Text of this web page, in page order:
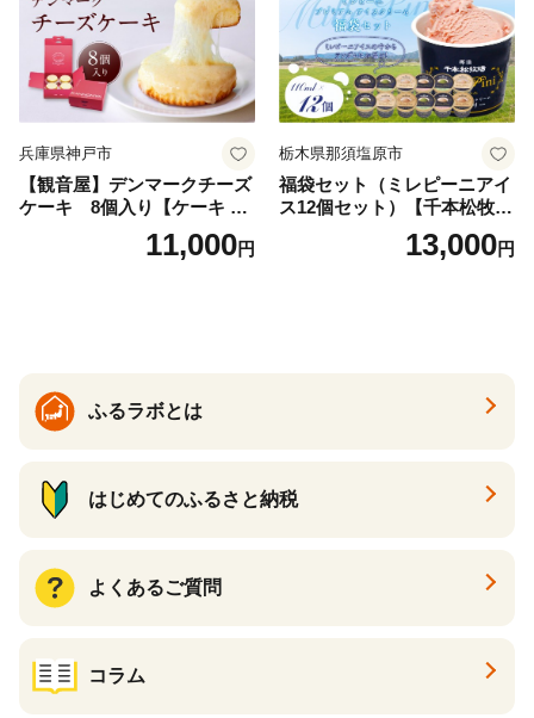
兵庫県神戸市
【観音屋】デンマークチーズ
ケーキ 8個入り【ケーキ チ
ーズケーキ 人気スイーツ お
すすめスイーツ 神戸スイー
11,000円
栃木県那須塩原市
福袋セット（ミレピーニアイ
ス12個セット）【千本松牧
場】 ns025-014-12 【デザー
ト 詰め合わせ ギフト】
13,000円
ふるラボとは
はじめてのふるさと納税
よくあるご質問
コラム